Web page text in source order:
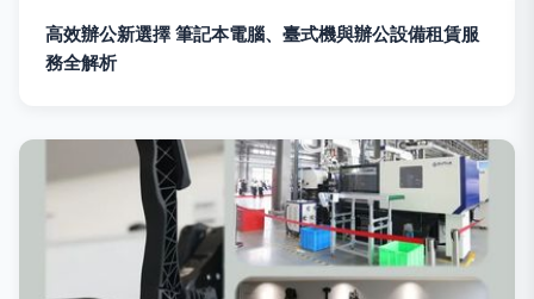
高效辦公新選擇 筆記本電腦、臺式機與辦公設備租賃服
務全解析